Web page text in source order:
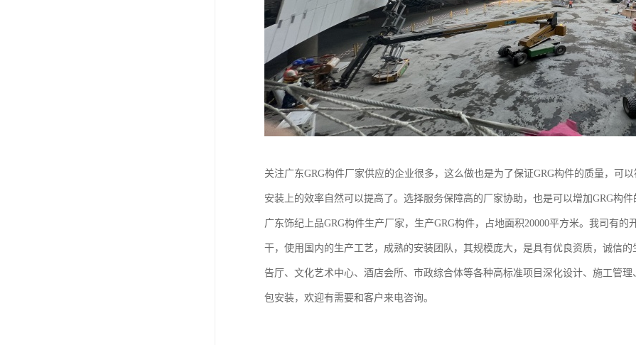
关注广东GRG构件厂家供应的企业很多，这么做也是为了保证GRG构件的质量，可
安装上的效率自然可以提高了。选择服务保障高的厂家协助，也是可以增加GRG构
广东饰纪上品GRG构件生产厂家，生产GRG构件，占地面积20000平方米。我司有
干，使用国内的生产工艺，成熟的安装团队，其规模庞大，是具有优良资质，诚信
告厅、文化艺术中心、酒店会所、市政综合体等各种高标准项目深化设计、施工管理
包安装，欢迎有需要和客户来电咨询。